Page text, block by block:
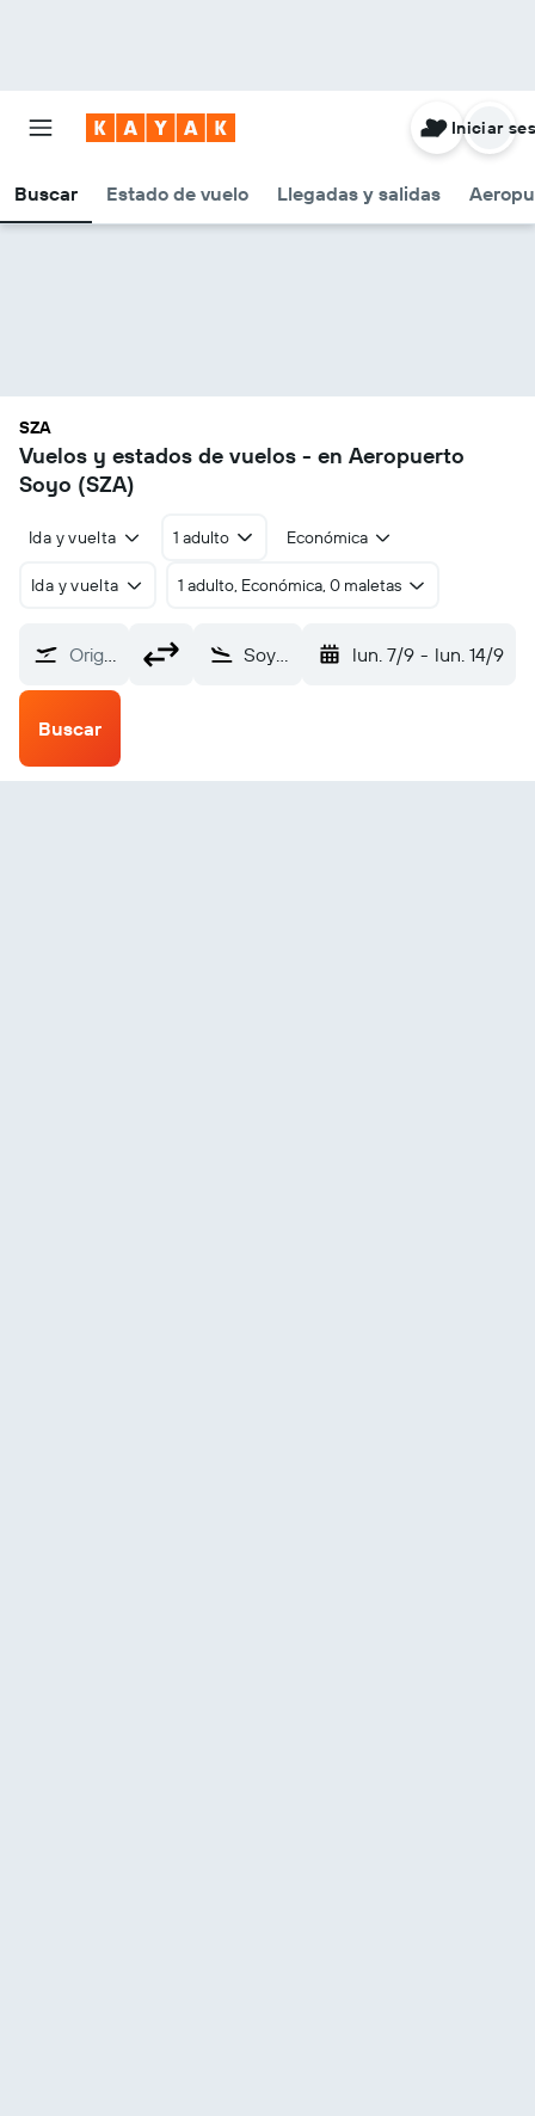
Buscar Estado de vuelo Llegadas y salidas
Iniciar
SZA
Vuelos y estados de vuelos - en Aeropuerto
Soyo (SZA)
Ida y vuelta 1 adulto Económica
Ida y vuelta 1 adulto, Económica, 0 maletas
Origen Soyo (SZA) lun. 7/9 - lun. 14/9
Buscar